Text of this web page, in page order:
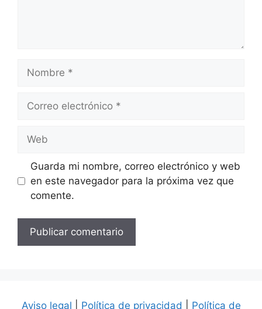
Nombre
Correo
Web
Guarda mi nombre, correo electrónico y web
en este navegador para la próxima vez que
comente.
Aviso legal Política de privacidad Política de